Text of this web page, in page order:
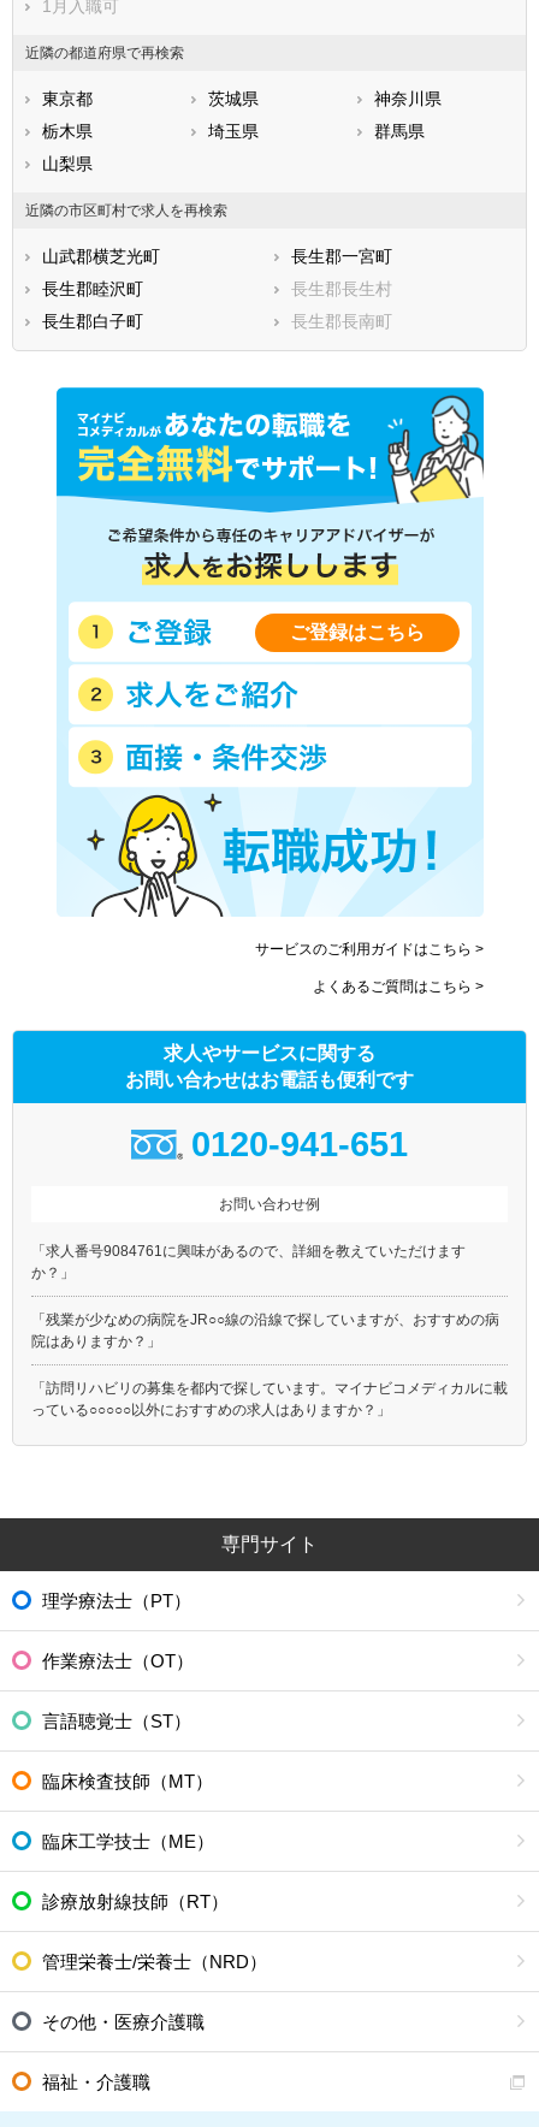
1月入職可
近隣の都道府県で再検索
東京都 茨城県
神奈川県
栃木県
埼玉県
群馬県
山梨県
近隣の市区町村で求人を再検索
山武郡横芝光町
長生郡一宮町
長生郡睦沢町
長生郡長生村
長生郡白子町
長生郡長南町
ご登録はこちら
サービスのご利用ガイドはこちら >
よくあるご質問はこちら >
求人やサービスに関する
お問い合わせはお電話も便利です
0120-941-651
お問い合わせ例
「求人番号9084761に興味があるので、詳細を教えていただけます
か？」
「残業が少なめの病院をJR○○線の沿線で探していますが、おすすめの病
院はありますか？」
「訪問リハビリの募集を都内で探しています。マイナビコメディカルに載
っている○○○○○以外におすすめの求人はありますか？」
専門サイト
理学療法士（PT）
作業療法士（OT）
言語聴覚士（ST）
臨床検査技師（MT）
臨床工学技士（ME）
診療放射線技師（RT）
管理栄養士/栄養士（NRD）
その他・医療介護職
福祉・介護職